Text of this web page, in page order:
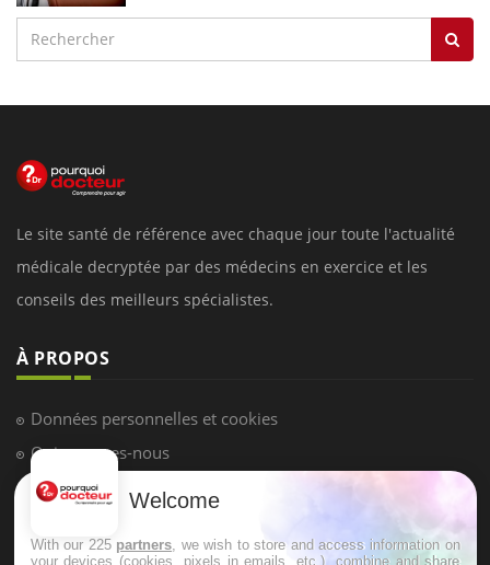
Le site santé de référence avec chaque jour toute l'actualité
médicale decryptée par des médecins en exercice et les
conseils des meilleurs spécialistes.
À PROPOS
Données personnelles et cookies
Qui sommes-nous
Conditions d'utilisation
Mentions Légales
Welcome
With our 225 partners , we wish to store and access information on
your devices (cookies, pixels in emails, etc.), combine and share